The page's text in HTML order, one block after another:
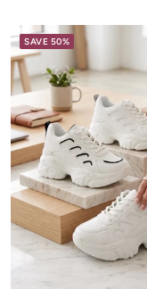
SAVE 50%